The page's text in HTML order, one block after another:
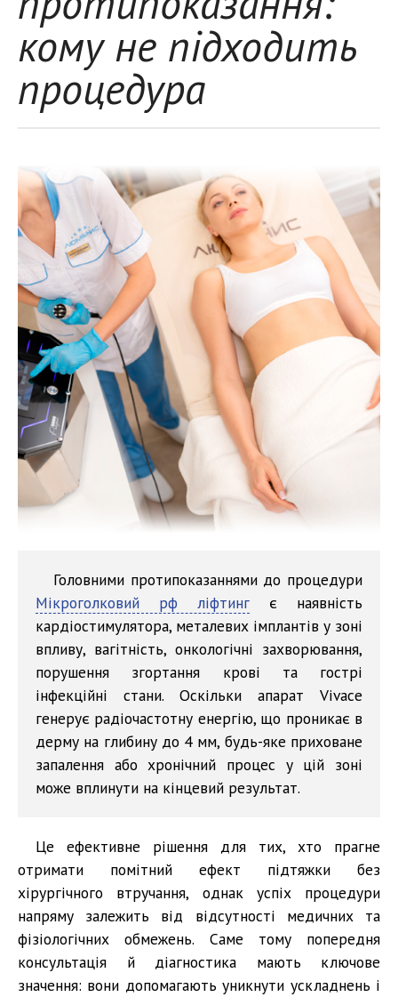
кому не підходить
процедура
Головними протипоказаннями до процедури
Мікроголковий рф ліфтинг є наявність
кардіостимулятора, металевих імплантів у зоні
впливу, вагітність, онкологічні захворювання,
порушення згортання крові та гострі
інфекційні стани. Оскільки апарат Vivace
генерує радіочастотну енергію, що проникає в
дерму на глибину до 4 мм, будь-яке приховане
запалення або хронічний процес у цій зоні
може вплинути на кінцевий результат.
Це ефективне рішення для тих, хто прагне
отримати помітний ефект підтяжки без
хірургічного втручання, однак успіх процедури
напряму залежить від відсутності медичних та
фізіологічних обмежень. Саме тому попередня
консультація й діагностика мають ключове
значення: вони допомагають уникнути ускладнень і